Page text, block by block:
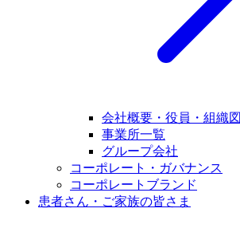
会社概要・役員・組織図
事業所一覧
グループ会社
コーポレート・ガバナンス
コーポレートブランド
患者さん・ご家族の皆さま